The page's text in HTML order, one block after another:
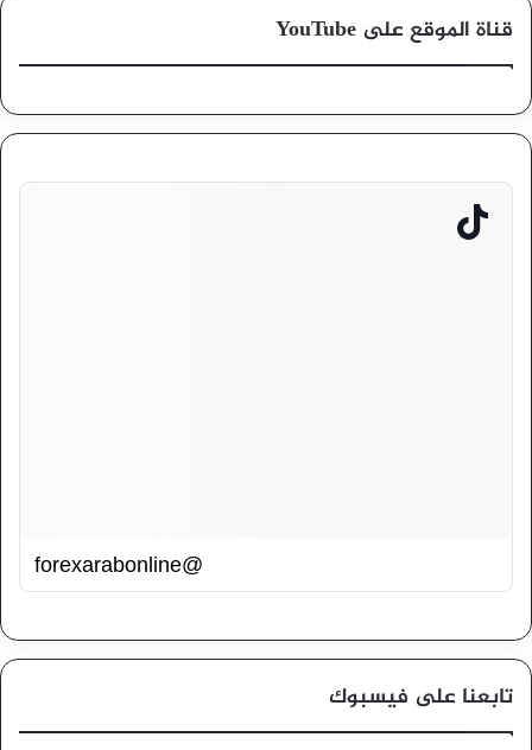
قناة الموقع على YouTube
@forexarabonline
تابعنا على فيسبوك